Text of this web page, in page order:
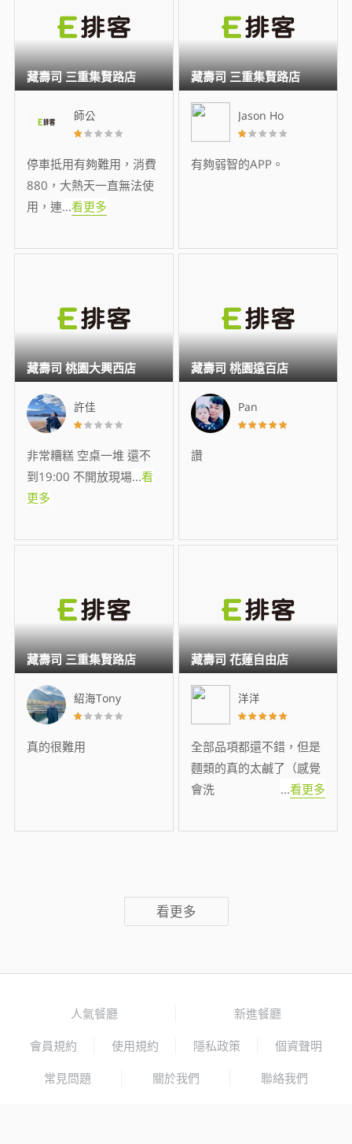
師公
停車抵用有夠難用，消費
880，大熱天一直無法使
用，連...看更多
藏壽司 三重集賢路店
Jason Ho
有夠弱智的APP。
藏壽司 三重集賢路店
許佳
非常糟糕 空桌一堆 還不
到19:00 不開放現場...看
更多
藏壽司 桃園大興西店
Pan
讚
藏壽司 桃園遠百店
紹海Tony
真的很難用
藏壽司 三重集賢路店
洋洋
全部品項都還不錯，但是
麵類的真的太鹹了（感覺
會洗
...看更多
藏壽司 花蓮自由店
看更多
人氣餐廳 新進餐廳
會員規約 使用規約 隱私政策 個資聲明
常見問題 關於我們 聯絡我們